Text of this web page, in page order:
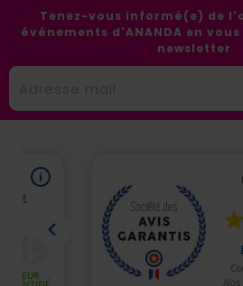
Tenez-vous informé(e) de
événements d'ANANDA en
newsletter